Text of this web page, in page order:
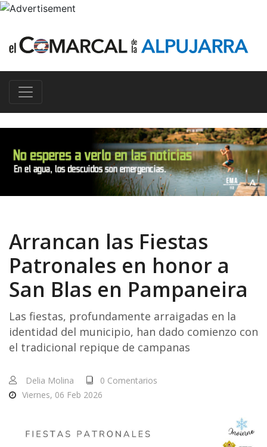
Arrancan las Fiestas
Patronales en honor a
San Blas en Pampaneira
Las fiestas, profundamente arraigadas en la
identidad del municipio, han dado comienzo con
el tradicional repique de campanas
Delia Molina
0 Comentarios
Viernes, 06 Feb 2026